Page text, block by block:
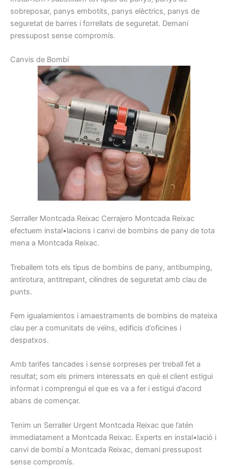
sobreposar, panys embotits, panys elèctrics, panys de
seguretat de barres i forrellats de seguretat. Demani
pressupost sense compromís.
Canvis de Bombí
Serraller Montcada Reixac Cerrajero Montcada Reixac
efectuem instal•lacions i canvi de bombins de pany de tota
mena a Montcada Reixac.
Treballem tots els tipus de bombins de pany, antibumping,
antirotura, antitrepant, cilindres de seguretat amb clau de
punts.
Fem igualamientos i amaestraments de bombins de mateixa
clau per a comunitats de veïns, edificis d’oficines i
despatxos.
Amb tarifes tancades i sense sorpreses per treball fet a
resultat; som els primers interessats en què el client estigui
informat i comprengui el que es va a fer i estigui d’acord
abans de començar.
Tenim un Serraller Urgent Montcada Reixac que l’atén
immediatament a Montcada Reixac. Experts en instal•lació i
canvi de bombí a Montcada Reixac, demani pressupost
sense compromís.